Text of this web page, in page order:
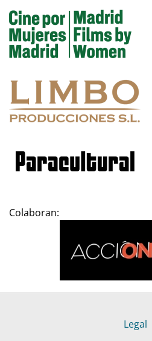
Colaboran:
Legal